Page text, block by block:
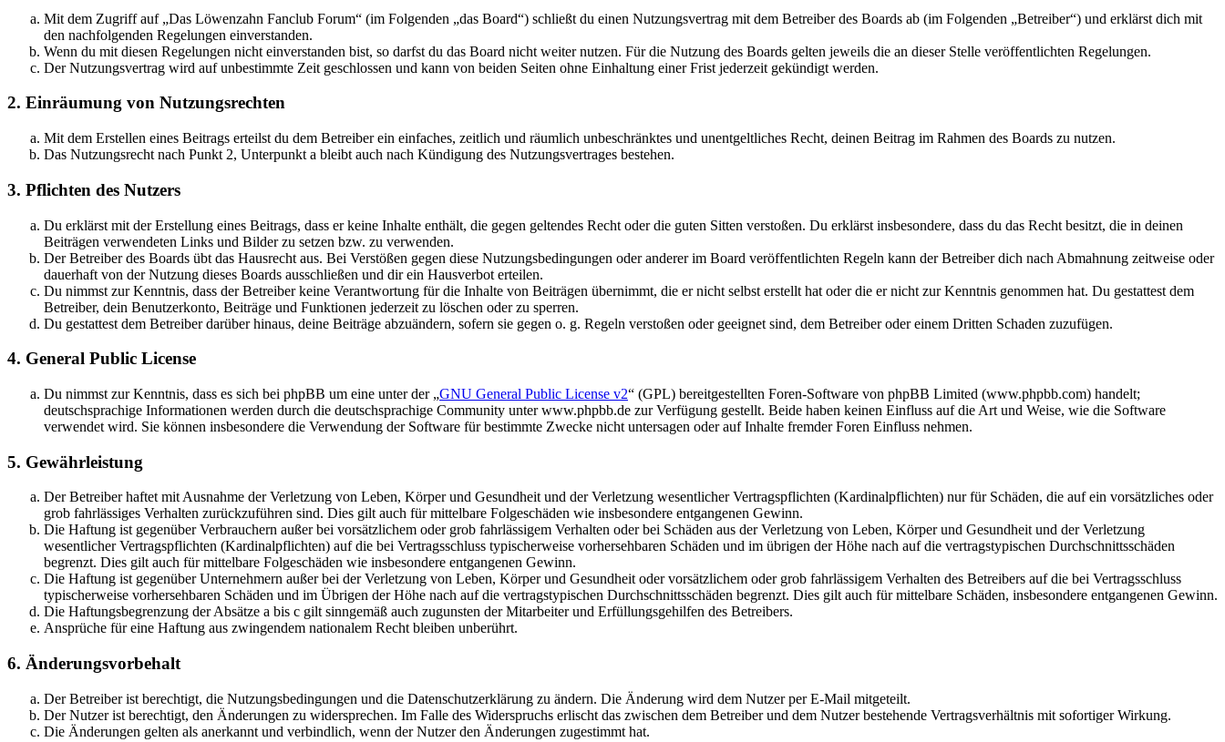
Mit dem Zugriff auf „Das Löwenzahn Fanclub Forum“ (im Folgenden „das Board“) schließt du einen Nutzungsvertrag mit dem Betreiber des Boards ab (im Folgenden „Betreiber“) und erklärst dich mit
den nachfolgenden Regelungen einverstanden.
Wenn du mit diesen Regelungen nicht einverstanden bist, so darfst du das Board nicht weiter nutzen. Für die Nutzung des Boards gelten jeweils die an dieser Stelle veröffentlichten Regelungen.
Der Nutzungsvertrag wird auf unbestimmte Zeit geschlossen und kann von beiden Seiten ohne Einhaltung einer Frist jederzeit gekündigt werden.
2. Einräumung von Nutzungsrechten
Mit dem Erstellen eines Beitrags erteilst du dem Betreiber ein einfaches, zeitlich und räumlich unbeschränktes und unentgeltliches Recht, deinen Beitrag im Rahmen des Boards zu nutzen.
Das Nutzungsrecht nach Punkt 2, Unterpunkt a bleibt auch nach Kündigung des Nutzungsvertrages bestehen.
3. Pflichten des Nutzers
Du erklärst mit der Erstellung eines Beitrags, dass er keine Inhalte enthält, die gegen geltendes Recht oder die guten Sitten verstoßen. Du erklärst insbesondere, dass du das Recht besitzt, die in deinen
Beiträgen verwendeten Links und Bilder zu setzen bzw. zu verwenden.
Der Betreiber des Boards übt das Hausrecht aus. Bei Verstößen gegen diese Nutzungsbedingungen oder anderer im Board veröffentlichten Regeln kann der Betreiber dich nach Abmahnung zeitweise oder
dauerhaft von der Nutzung dieses Boards ausschließen und dir ein Hausverbot erteilen.
Du nimmst zur Kenntnis, dass der Betreiber keine Verantwortung für die Inhalte von Beiträgen übernimmt, die er nicht selbst erstellt hat oder die er nicht zur Kenntnis genommen hat. Du gestattest dem
Betreiber, dein Benutzerkonto, Beiträge und Funktionen jederzeit zu löschen oder zu sperren.
Du gestattest dem Betreiber darüber hinaus, deine Beiträge abzuändern, sofern sie gegen o. g. Regeln verstoßen oder geeignet sind, dem Betreiber oder einem Dritten Schaden zuzufügen.
4. General Public License
Du nimmst zur Kenntnis, dass es sich bei phpBB um eine unter der „GNU General Public License v2“ (GPL) bereitgestellten Foren-Software von phpBB Limited (www.phpbb.com) handelt;
deutschsprachige Informationen werden durch die deutschsprachige Community unter www.phpbb.de zur Verfügung gestellt. Beide haben keinen Einfluss auf die Art und Weise, wie die Software
verwendet wird. Sie können insbesondere die Verwendung der Software für bestimmte Zwecke nicht untersagen oder auf Inhalte fremder Foren Einfluss nehmen.
5. Gewährleistung
Der Betreiber haftet mit Ausnahme der Verletzung von Leben, Körper und Gesundheit und der Verletzung wesentlicher Vertragspflichten (Kardinalpflichten) nur für Schäden, die auf ein vorsätzliches oder
grob fahrlässiges Verhalten zurückzuführen sind. Dies gilt auch für mittelbare Folgeschäden wie insbesondere entgangenen Gewinn.
Die Haftung ist gegenüber Verbrauchern außer bei vorsätzlichem oder grob fahrlässigem Verhalten oder bei Schäden aus der Verletzung von Leben, Körper und Gesundheit und der Verletzung
wesentlicher Vertragspflichten (Kardinalpflichten) auf die bei Vertragsschluss typischerweise vorhersehbaren Schäden und im übrigen der Höhe nach auf die vertragstypischen Durchschnittsschäden
begrenzt. Dies gilt auch für mittelbare Folgeschäden wie insbesondere entgangenen Gewinn.
Die Haftung ist gegenüber Unternehmern außer bei der Verletzung von Leben, Körper und Gesundheit oder vorsätzlichem oder grob fahrlässigem Verhalten des Betreibers auf die bei Vertragsschluss
typischerweise vorhersehbaren Schäden und im Übrigen der Höhe nach auf die vertragstypischen Durchschnittsschäden begrenzt. Dies gilt auch für mittelbare Schäden, insbesondere entgangenen Gewinn.
Die Haftungsbegrenzung der Absätze a bis c gilt sinngemäß auch zugunsten der Mitarbeiter und Erfüllungsgehilfen des Betreibers.
Ansprüche für eine Haftung aus zwingendem nationalem Recht bleiben unberührt.
6. Änderungsvorbehalt
Der Betreiber ist berechtigt, die Nutzungsbedingungen und die Datenschutzerklärung zu ändern. Die Änderung wird dem Nutzer per E-Mail mitgeteilt.
Der Nutzer ist berechtigt, den Änderungen zu widersprechen. Im Falle des Widerspruchs erlischt das zwischen dem Betreiber und dem Nutzer bestehende Vertragsverhältnis mit sofortiger Wirkung.
Die Änderungen gelten als anerkannt und verbindlich, wenn der Nutzer den Änderungen zugestimmt hat.